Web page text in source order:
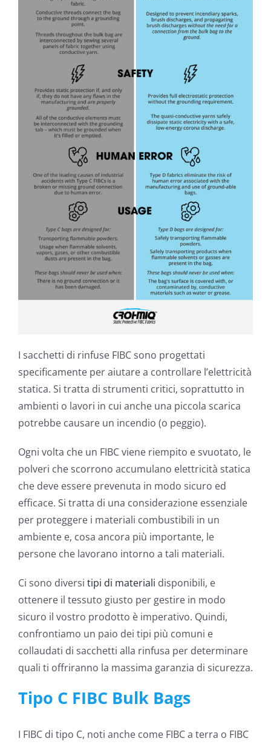
I sacchetti di rinfuse FIBC sono progettati
specificamente per aiutare a controllare l’elettricità
statica. Si tratta di strumenti critici, soprattutto in
ambienti o lavori in cui anche una piccola scarica
potrebbe causare un incendio (o peggio).
Ogni volta che un FIBC viene riempito e svuotato, le
polveri che scorrono accumulano elettricità statica
che deve essere prevenuta in modo sicuro ed
efficace. Si tratta di una considerazione essenziale
per proteggere i materiali combustibili in un
ambiente e, cosa ancora più importante, le
persone che lavorano intorno a tali materiali.
Ci sono diversi tipi di materiali disponibili, e
ottenere il tessuto giusto per gestire in modo
sicuro il vostro prodotto è imperativo. Quindi,
confrontiamo un paio dei tipi più comuni e
collaudati di sacchetti alla rinfusa per determinare
quali ti offriranno la massima garanzia di sicurezza.
Tipo C FIBC Bulk Bags
I FIBC di tipo C, noti anche come FIBC a terra o FIBC